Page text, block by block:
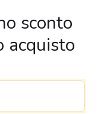
Disponibilitá:
Il nostro
pasquali e
Se lo
Realizzato
sconto
acquisto